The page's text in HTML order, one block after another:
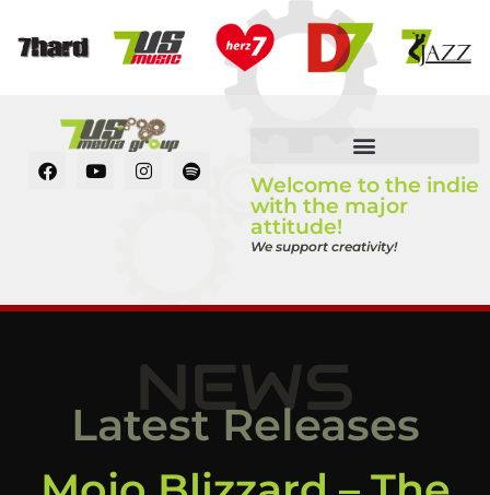
Welcome to the indie
with the major
attitude!
We support creativity!
NEWS
Latest Releases